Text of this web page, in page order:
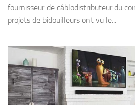
fournisseur de câblodistributeur du
projets de bidouilleurs ont vu le...